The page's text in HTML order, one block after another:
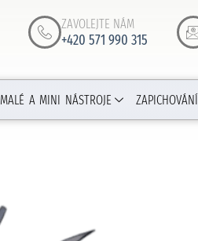
ZAVOLEJTE NÁM
+420 571 990 315
MALÉ A MINI NÁSTROJE ZAPICHOVÁNÍ